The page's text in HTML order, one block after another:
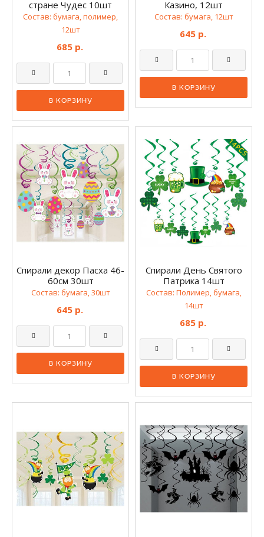
стране Чудес 10шт
Состав: бумага, полимер,
12шт
685 р.
Казино, 12шт
Состав: бумага, 12шт
645 р.
Спирали декор Пасха 46-
60см 30шт
Состав: бумага, 30шт
645 р.
Спирали День Святого
Патрика 14шт
Состав: Полимер, бумага,
14шт
685 р.